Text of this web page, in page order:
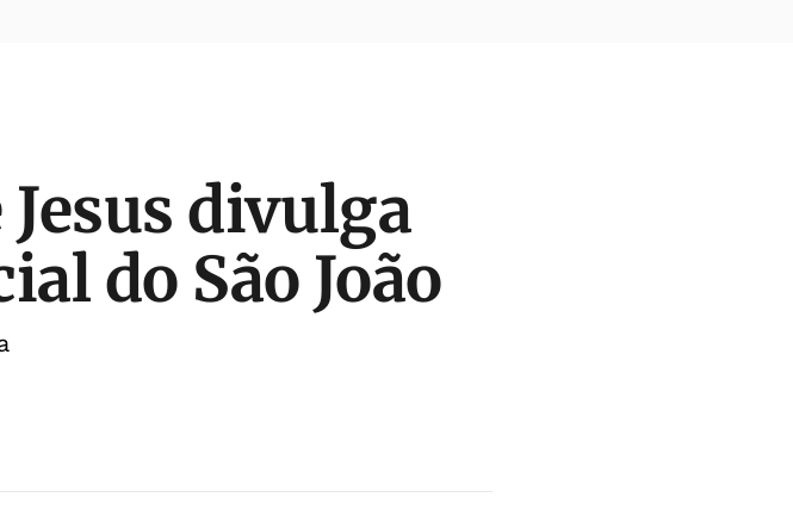
divulga
do São João